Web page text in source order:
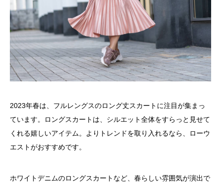
2023年春は、フルレングスのロング丈スカートに注目が集まっ
ています。ロングスカートは、シルエット全体をすらっと見せて
くれる嬉しいアイテム。よりトレンドを取り入れるなら、ローウ
エストがおすすめです。
ホワイトデニムのロングスカートなど、春らしい雰囲気が演出で